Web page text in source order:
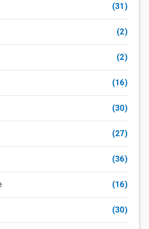
(31)
(2)
(2)
(16)
(30)
(27)
(36)
(16)
(30)